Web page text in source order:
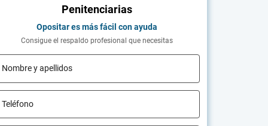
Penitenciarias
Opositar es más fácil con ayuda
Consigue el respaldo profesional que necesitas
Nombre y apellidos
Teléfono